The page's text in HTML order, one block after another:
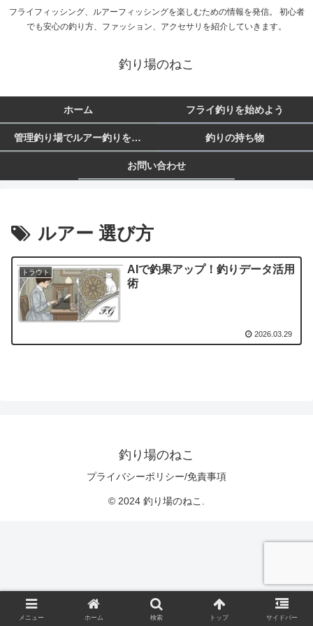
フライフィッシング、ルアーフィッシングを楽しむための情報を発信。 初心者
でも安心の釣り方、ファッション、アクセサリを紹介していきます。
釣り場のねこ
ホーム フライ釣りを始めよう
管理釣り場でルアー釣りを始めよう 釣りの持ち物
お問い合わせ
ルアー 選び方
トラウト
AIで釣果アップ！釣りデータ活用
術
2026.03.29
釣り場のねこ
プライバシーポリシー/免責事項
© 2024 釣り場のねこ.
メニュー ホーム 検索 トップ サイドバー